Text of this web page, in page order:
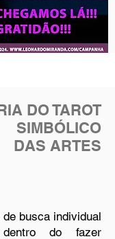
DO TAROT
SIMBÓLICO
DAS ARTES
busca individual
do fazer